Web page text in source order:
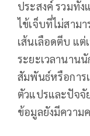
ประสงค์ รวมทั้
ไข้เจ็บที่ไม่สาม
เส้นเลือดตีบ แ
ระยะเวลานาน
สัมพันธ์หรือการ
ตัวแปรและปัจจั
ข้อมูลยังมีความ